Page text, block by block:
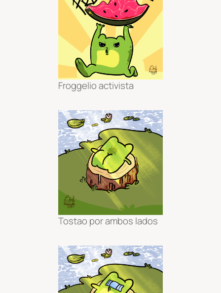
Froggelio activista
Tostao por ambos lados